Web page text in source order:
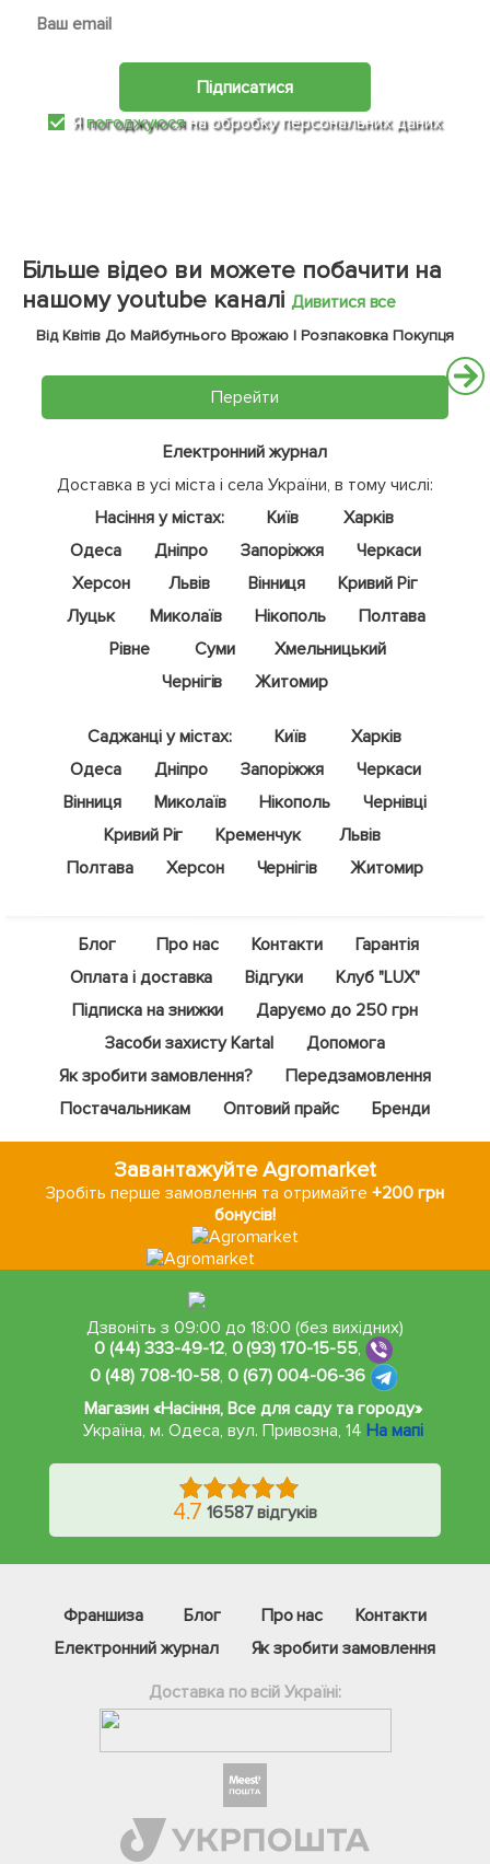
Підписатися
Япогоджуюсяна обробку персональних даних
Більше відео ви можете побачити на
нашому youtube каналі Дивитися все
Від Квітів До Майбутнього Врожаю | Розпаковка Покупця
Перейти
Електронний журнал
Доставка в усі міста і села України, в тому числі:
Насіння у містах:
Київ
Харків
Одеса
Дніпро Запоріжжя
Черкаси
Херсон
Львів Вінниця
Кривий Ріг
Луцьк
Миколаїв Нікополь
Полтава
Рівне
Суми
Хмельницький
Чернігів
Житомир
Саджанці у містах: Київ
Харків
Одеса
Дніпро Запоріжжя
Черкаси
Вінниця
Миколаїв Нікополь
Чернівці
Кривий Ріг
Кременчук
Львів
Полтава
Херсон Чернігів Житомир
Блог Про нас Контакти
Гарантія
Оплата і доставка
Відгуки
Клуб "LUX"
Підписка на знижки
Даруємо до 250 грн
Засоби захисту Kartal
Допомога
Як зробити замовлення?
Передзамовлення
Постачальникам
Оптовий прайс Бренди
Завантажуйте Agromarket
Зробіть перше замовлення та отримайте+200 грн
бонусів!
Дзвоніть з 09:00 до 18:00 (без вихідних)
0 (44) 333-49-12, 0 (93) 170-15-55,
0 (48) 708-10-58, 0 (67) 004-06-36
Магазин «Насіння, Все для саду та городу»
Україна, м. Одеса,вул. Привозна, 14 На мапі
4.7 16587 відгуків
Франшиза Блог Про нас
Контакти
Електронний журнал
Як зробити замовлення
Доставка по всій Україні:
Телеграм